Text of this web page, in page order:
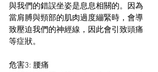
與我們的錯誤坐姿是息息相關的。因為
當肩膊與頸部的肌肉過度繃緊時，會導
致壓迫我們的神經線，因此會引致頭痛
等症狀。
危害3: 腰痛